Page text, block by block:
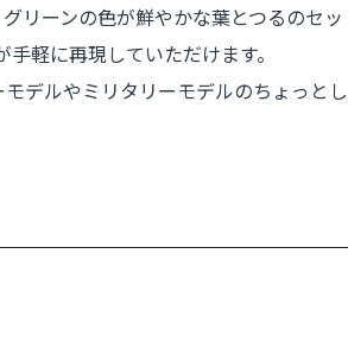
ーンの色が鮮やかな葉とつるのセ
軽に再現していただけます。
ルやミリタリーモデルのちょっと